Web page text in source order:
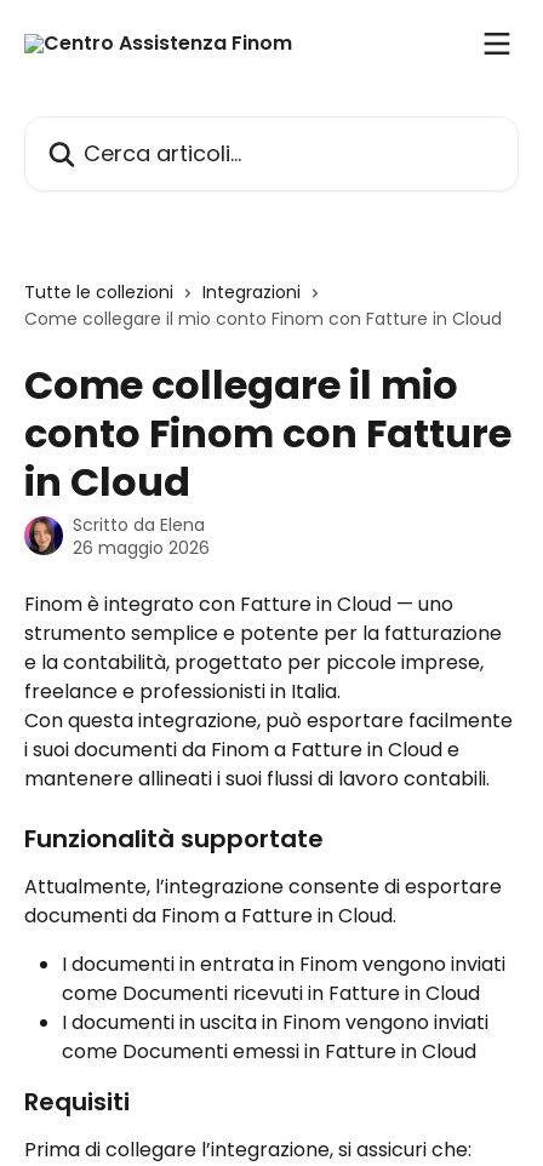
Tutte le collezioni
Integrazioni
Come collegare il mio conto Finom con Fatture in Cloud
Come collegare il mio
conto Finom con Fatture
in Cloud
Scritto da Elena
26 maggio 2026
Finom è integrato con Fatture in Cloud — uno
strumento semplice e potente per la fatturazione
e la contabilità, progettato per piccole imprese,
freelance e professionisti in Italia.
Con questa integrazione, può esportare facilmente
i suoi documenti da Finom a Fatture in Cloud e
mantenere allineati i suoi flussi di lavoro contabili.
Funzionalità supportate
Attualmente, l’integrazione consente di esportare
documenti da Finom a Fatture in Cloud.
I documenti in entrata in Finom vengono inviati
come Documenti ricevuti in Fatture in Cloud
I documenti in uscita in Finom vengono inviati
come Documenti emessi in Fatture in Cloud
Requisiti
Prima di collegare l’integrazione, si assicuri che: